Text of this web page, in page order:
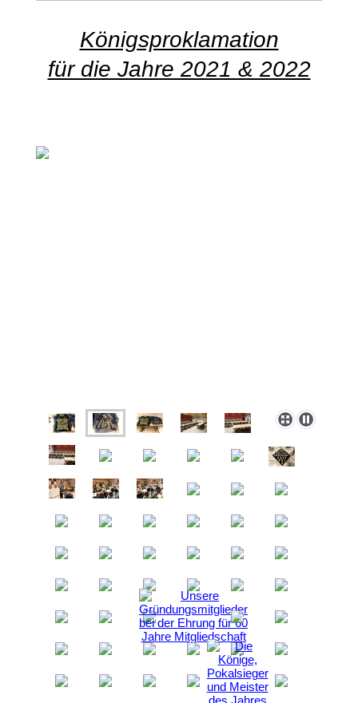
Königsproklamation
für die Jahre 2021 & 2022